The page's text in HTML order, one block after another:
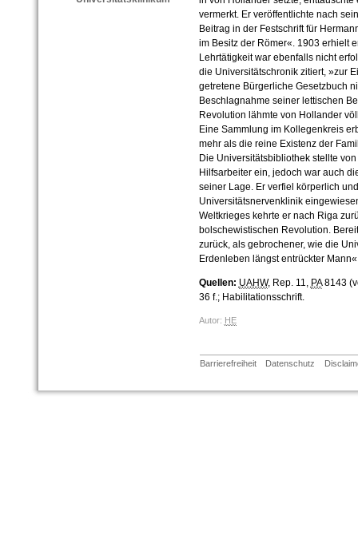
vermerkt. Er veröffentlichte nach
Beitrag in der Festschrift für
im Besitz der Römer«. 1903 erhielt
Lehrtätigkeit war ebenfalls nicht
die Universitätschronik zitiert, »zur
getretene Bürgerliche Gesetzbuch
Beschlagnahme seiner lettischen
Revolution lähmte von Hollander
Eine Sammlung im Kollegenkreis
mehr als die reine Existenz der
Die Universitätsbibliothek stellte
Hilfsarbeiter ein, jedoch war auch
seiner Lage. Er verfiel körperlich
Universitätsnervenklinik
Weltkrieges kehrte er nach Riga
bolschewistischen Revolution.
zurück, als gebrochener, wie die
Erdenleben längst entrückter
Quellen: UAHW, Rep. 11, PA8143
36 f.; Habilitationsschrift.
Autor: HE
Barrierefreiheit Datenschutz